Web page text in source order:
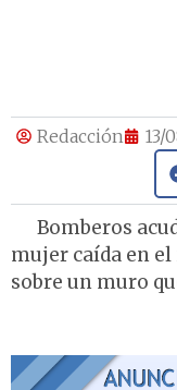
Redacción 13/
Bomberos
mujer caída en
sobre un muro